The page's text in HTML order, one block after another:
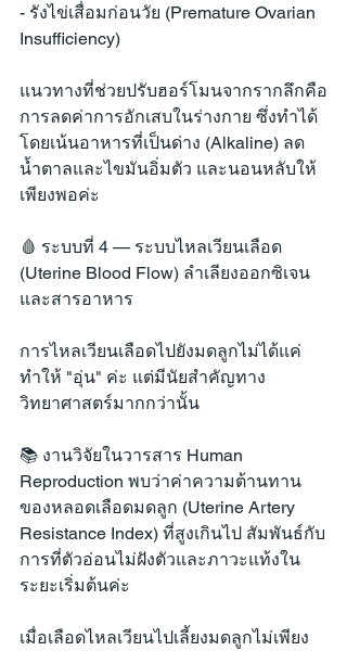
- รังไข่เสื่อมก่อนวัย (Premature Ovarian
Insufficiency)
แนวทางที่ช่วยปรับฮอร์โมนจากรากลึกคือ
การลดค่าการอักเสบในร่างกาย ซึ่งทำได้
โดยเน้นอาหารที่เป็นด่าง (Alkaline) ลด
น้ำตาลและไขมันอิ่มตัว และนอนหลับให้
เพียงพอค่ะ
🩸 ระบบที่ 4 — ระบบไหลเวียนเลือด
(Uterine Blood Flow) ลำเลียงออกซิเจน
และสารอาหาร
การไหลเวียนเลือดไปยังมดลูกไม่ได้แค่
ทำให้ "อุ่น" ค่ะ แต่มีนัยสำคัญทาง
วิทยาศาสตร์มากกว่านั้น
📚 งานวิจัยในวารสาร Human
Reproduction พบว่าค่าความต้านทาน
ของหลอดเลือดมดลูก (Uterine Artery
Resistance Index) ที่สูงเกินไป สัมพันธ์กับ
การที่ตัวอ่อนไม่ฝังตัวและภาวะแท้งใน
ระยะเริ่มต้นค่ะ
เมื่อเลือดไหลเวียนไปเลี้ยงมดลูกไม่เพียง